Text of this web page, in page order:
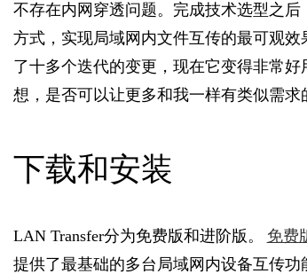
不存在内网穿透问题。完成技术选型之后
方式，实现局域网内文件互传的最可观效
了十多个迭代的变更，现在它变得非常
想，是否可以让更多和我一样有类似需求
下载和安装
LAN Transfer分为免费版和进阶版。 免费
提供了最基础的多台局域网内设备互传功